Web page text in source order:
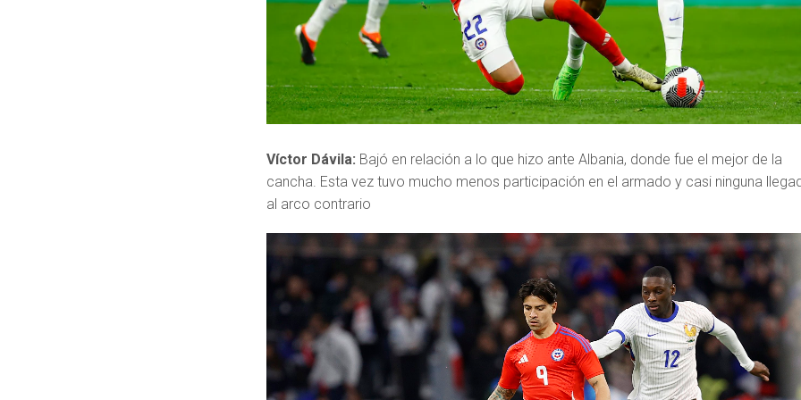
Víctor Dávila: Bajó en relación a lo que hizo ante Albania, donde fue el mejor de la
cancha. Esta vez tuvo mucho menos participación en el armado y casi ninguna
al arco contrario